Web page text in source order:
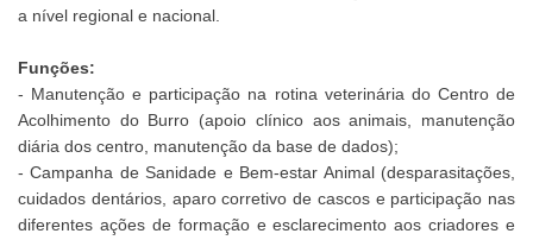
a nível regional e nacional.
Funções:
- Manutenção e participação na rotina veterinária do Centro de
Acolhimento do Burro (apoio clínico aos animais, manutenção
diária dos centro, manutenção da base de dados);
- Campanha de Sanidade e Bem-estar Animal (desparasitações,
cuidados dentários, aparo corretivo de cascos e participação nas
diferentes ações de formação e esclarecimento aos criadores e